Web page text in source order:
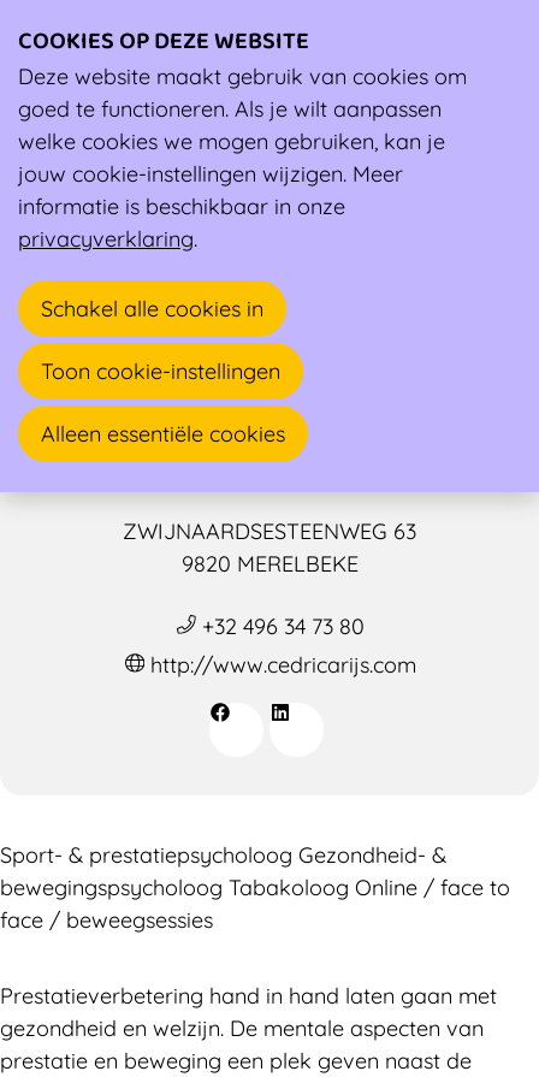
Ambassadeur
Cedric Arijs
ZWIJNAARDSESTEENWEG 63
9820 MERELBEKE
+32 496 34 73 80
http://www.cedricarijs.com
Sport- & prestatiepsycholoog Gezondheid- &
bewegingspsycholoog Tabakoloog Online / face to
face / beweegsessies
Prestatieverbetering hand in hand laten gaan met
gezondheid en welzijn. De mentale aspecten van
prestatie en beweging een plek geven naast de
COOKIES OP DEZE WEBSITE
Deze website maakt gebruik van cookies om
goed te functioneren. Als je wilt aanpassen
welke cookies we mogen gebruiken, kan je
jouw cookie-instellingen wijzigen. Meer
informatie is beschikbaar in onze
privacyverklaring.
Schakel alle cookies in
Toon cookie-instellingen
Alleen essentiële cookies